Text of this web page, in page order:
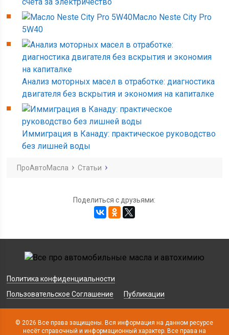
Масло Neste City Pro
5W40
Анализ моторных масел в отработке: диагностика
двигателя без вскрытия и экономия на капиталке
Иммиграция в Канаду: практическое руководство
без лишней воды
ПроАвтоМасла Статьи
Поделиться с друзьями:
Политика конфиденциальности
Пользовательское Соглашение
Публикации
© 2026 Все права защищены. Вся информация на данном ресурсе
несёт справочный и информационный характер. Все права на